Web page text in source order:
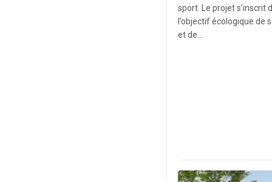
sport Le projet s’inscrit
l’objectif écologique de
et de…
Lauréat